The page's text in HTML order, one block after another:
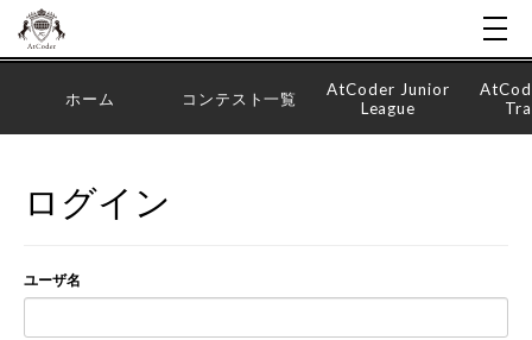
ホーム コンテスト一覧
AtCoder Junior
League
ログイン
ユーザ名